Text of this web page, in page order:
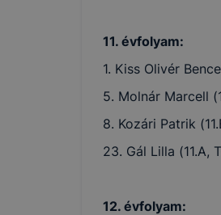
11. évfolyam:
1. Kiss Olivér
5. Molnár Marcell
8. Kozári Patrik
23. Gál Lilla (11.A,
12. évfolyam: